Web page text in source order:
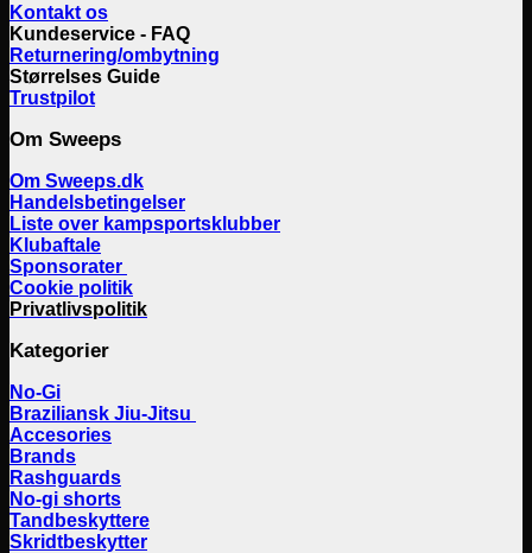
Kontakt os
Kundeservice - FAQ
Returnering/ombytning
Størrelses Guide
Trustpilot
Om Sweeps
Om Sweeps.dk
Handelsbetingelser
Liste over kampsportsklubber
Klubaftale
Sponsorater
Cookie politik
Privatlivspolitik
Kategorier
No-Gi
Braziliansk Jiu-Jitsu
Accesories
Brands
Rashguards
No-gi shorts
Tandbeskyttere
Skridtbeskytter